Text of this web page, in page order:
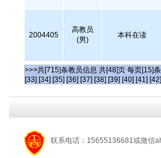
2004405
高教员
(男)
本科在读
>>>共[715]条教员信息 共[48]页 每页[15]条
[33] [34] [35] [36] [37] [38] [39] [40] [41] [42]
联系电话：15655136681或微信